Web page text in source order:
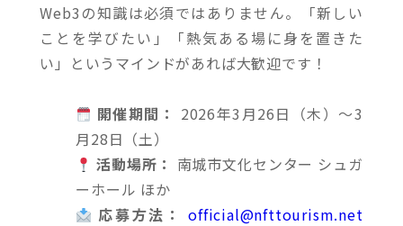
Web3の知識は必須ではありません。「新しい
ことを学びたい」「熱気ある場に身を置きた
い」というマインドがあれば大歓迎です！
開催期間：
2026年3月26日（木）〜3
月28日（土）
活動場所： 南城市文化センター シュガ
ーホール ほか
応募方法：
official@nfttourism.net